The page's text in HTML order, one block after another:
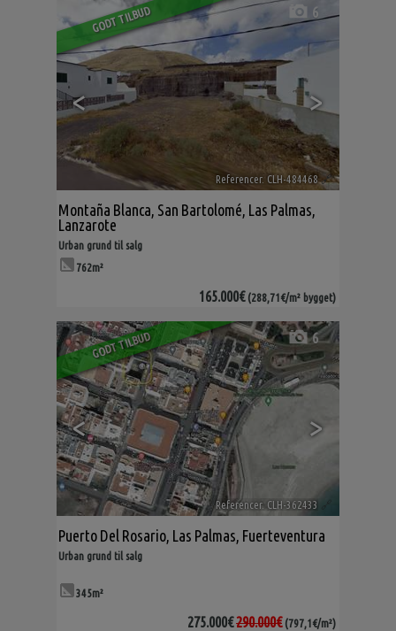
GODT TILBUD
< >
6
Referencer. CLH-484468 🔗
Montaña Blanca, San Bartolomé, Las Palmas,
Lanzarote
Urban grund til salg
762m²
165.000€ (288,71€/m² bygget)
GODT TILBUD
< >
6
Referencer. CLH-362433 🔗
Puerto Del Rosario, Las Palmas, Fuerteventura
Urban grund til salg
345m²
275.000€290.000€ (797,1€/m²)